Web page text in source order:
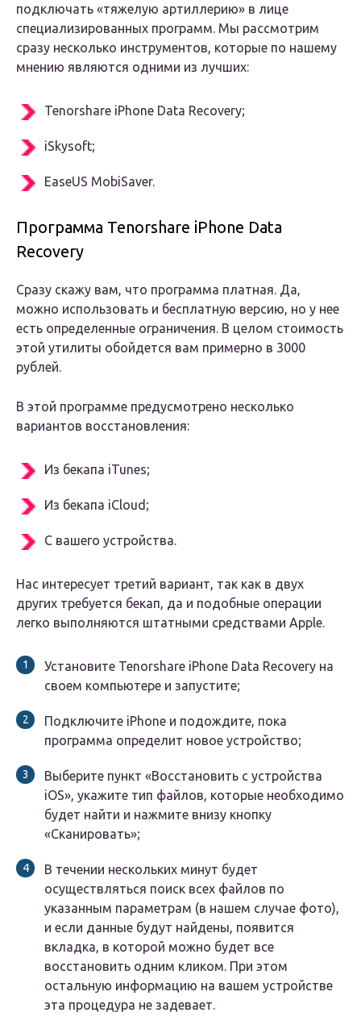
подключать «тяжелую артиллерию» в лице
специализированных программ. Мы рассмотрим
сразу несколько инструментов, которые по нашему
мнению являются одними из лучших:
Tenorshare iPhone Data Recovery;
iSkysoft;
EaseUS MobiSaver.
Программа Tenorshare iPhone Data
Recovery
Сразу скажу вам, что программа платная. Да,
можно использовать и бесплатную версию, но у нее
есть определенные ограничения. В целом стоимость
этой утилиты обойдется вам примерно в 3000
рублей.
В этой программе предусмотрено несколько
вариантов восстановления:
Из бекапа iTunes;
Из бекапа iCloud;
С вашего устройства.
Нас интересует третий вариант, так как в двух
других требуется бекап, да и подобные операции
легко выполняются штатными средствами Apple.
Установите Tenorshare iPhone Data Recovery на
своем компьютере и запустите;
Подключите iPhone и подождите, пока
программа определит новое устройство;
Выберите пункт «Восстановить с устройства
iOS», укажите тип файлов, которые необходимо
будет найти и нажмите внизу кнопку
«Сканировать»;
В течении нескольких минут будет
осуществляться поиск всех файлов по
указанным параметрам (в нашем случае фото),
и если данные будут найдены, появится
вкладка, в которой можно будет все
восстановить одним кликом. При этом
остальную информацию на вашем устройстве
эта процедура не задевает.